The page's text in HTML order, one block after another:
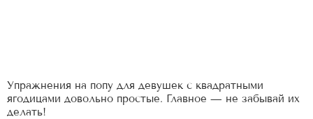
Упражнения на попу для девушек с квадратными
ягодицами довольно простые. Главное — не забывай их
делать!